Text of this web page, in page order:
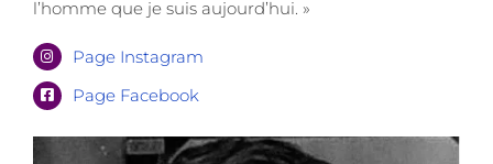
l’homme que je suis aujourd’hui. »
Page Instagram
Page Facebook